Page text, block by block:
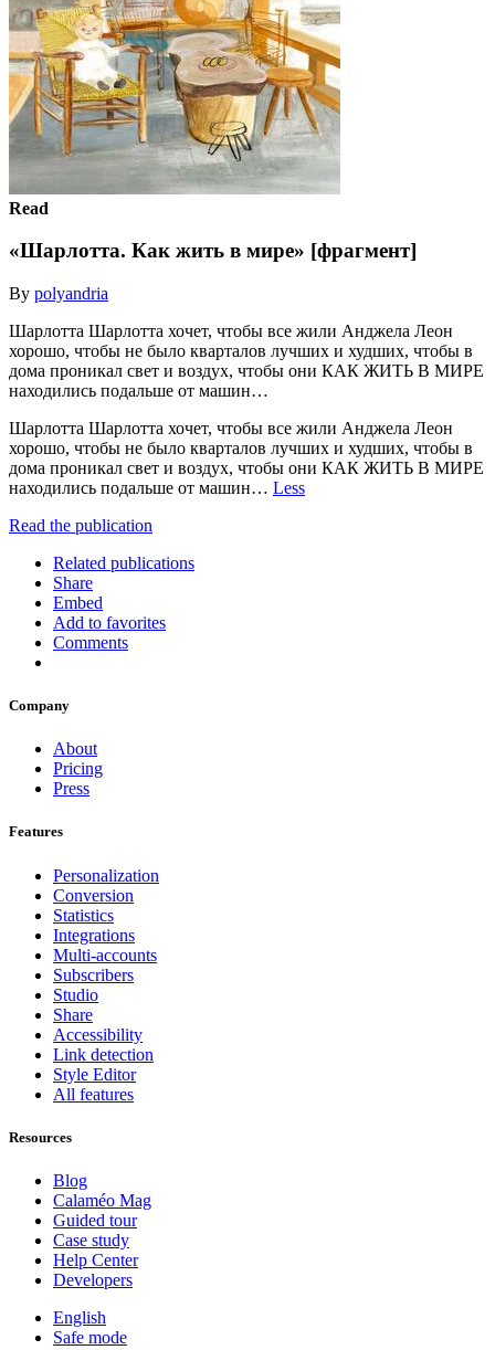
Read
«Шарлотта. Как жить в мире» [фрагмент]
By polyandria
Шарлотта Шарлотта хочет, чтобы все жили Анджела Леон
хорошо, чтобы не было кварталов лучших и худших, чтобы в
дома проникал свет и воздух, чтобы они КАК ЖИТЬ В МИРЕ
находились подальше от машин…
Шарлотта Шарлотта хочет, чтобы все жили Анджела Леон
хорошо, чтобы не было кварталов лучших и худших, чтобы в
дома проникал свет и воздух, чтобы они КАК ЖИТЬ В МИРЕ
находились подальше от машин… Less
Read the publication
Related publications
Share
Embed
Add to favorites
Comments
Company
About
Pricing
Press
Features
Personalization
Conversion
Statistics
Integrations
Multi-accounts
Subscribers
Studio
Share
Accessibility
Link detection
Style Editor
All features
Resources
Blog
Calaméo Mag
Guided tour
Case study
Help Center
Developers
English
Safe mode